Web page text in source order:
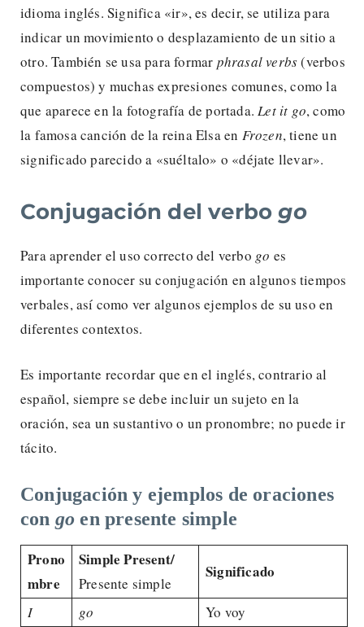
idioma inglés. Significa «ir», es decir, se utiliza para
indicar un movimiento o desplazamiento de un sitio a
otro. También se usa para formar phrasal verbs(verbos
compuestos) y muchas expresiones comunes, como la
que aparece en la fotografía de portada.Let it go, como
la famosa canción de la reina Elsa en Frozen, tiene un
significado parecido a «suéltalo» o «déjate llevar».
Conjugación del verbo go
Para aprender el uso correcto del verbo go es
importante conocer su conjugación en algunos tiempos
verbales, así como ver algunos ejemplos de su uso en
diferentes contextos.
Es importante recordar que en el inglés, contrario al
español, siempre se debe incluir un sujeto en la
oración, sea un sustantivo o un pronombre; no puede ir
tácito.
Conjugación y ejemplos de oraciones
con go en presente simple
Prono
mbre
Simple Present/
Presente simple
Significado
I go
Yo voy